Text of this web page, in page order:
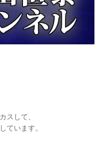
スして、
ています。